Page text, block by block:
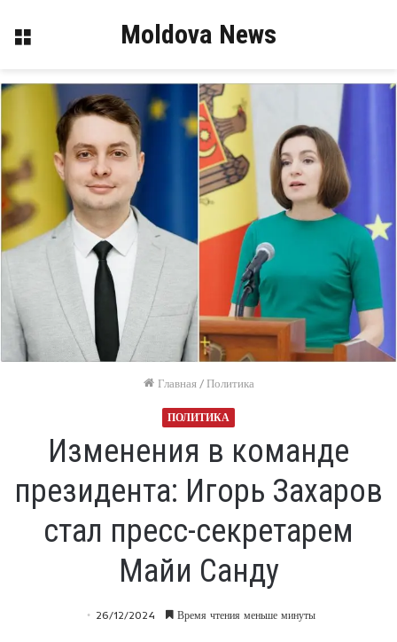
Меню Moldova News
Главная / Политика
ПОЛИТИКА
Изменения в команде
президента: Игорь Захаров
стал пресс-секретарем
Майи Санду
26/12/2024 Время чтения меньше минуты